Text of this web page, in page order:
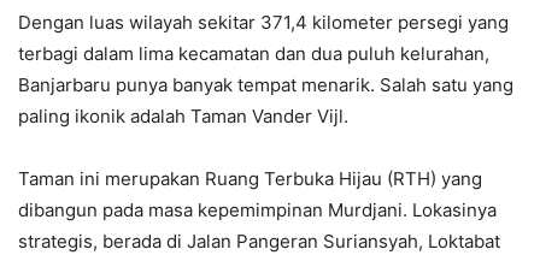
Dengan luas wilayah sekitar 371,4 kilometer persegi yang
terbagi dalam lima kecamatan dan dua puluh kelurahan,
Banjarbaru punya banyak tempat menarik. Salah satu yang
paling ikonik adalah Taman Vander Vijl.
Taman ini merupakan Ruang Terbuka Hijau (RTH) yang
dibangun pada masa kepemimpinan Murdjani. Lokasinya
strategis, berada di Jalan Pangeran Suriansyah, Loktabat